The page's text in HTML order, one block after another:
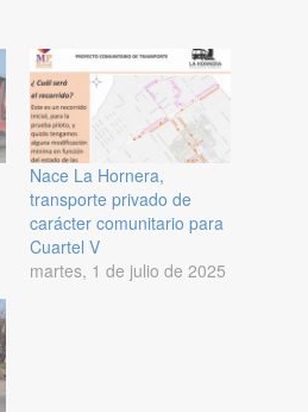
Nace La Hornera,
transporte privado de
carácter comunitario para
Cuartel V
martes, 1 de julio de 2025